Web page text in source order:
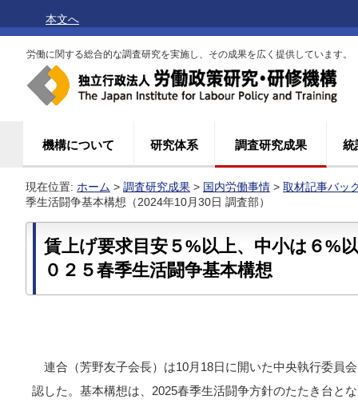
本文へ
労働に関する総合的な調査研究を実施し、その成果を広く提供しています。
機構について 研究体系 調査研究成果 統
現在位置: ホーム > 調査研究成果 > 国内労働事情 > 取材記事バッ
季生活闘争基本構想（2024年10月30日 調査部）
賃上げ要求目安５%以上、中小は６%
０２５春季生活闘争基本構想
連合（芳野友子会長）は10月18日に開いた中央執行委員
認した。基本構想は、2025春季生活闘争方針のたたき台と